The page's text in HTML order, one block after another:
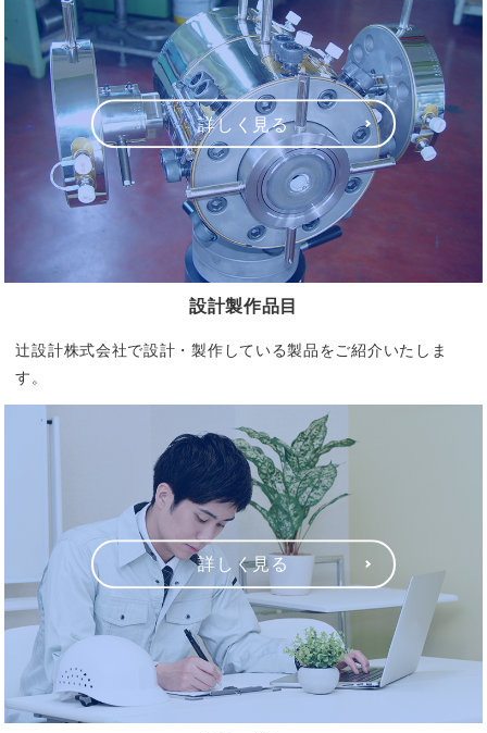
詳しく見る
設計製作品目
辻設計株式会社で設計・製作している製品をご紹介いたしま
す。
詳しく見る